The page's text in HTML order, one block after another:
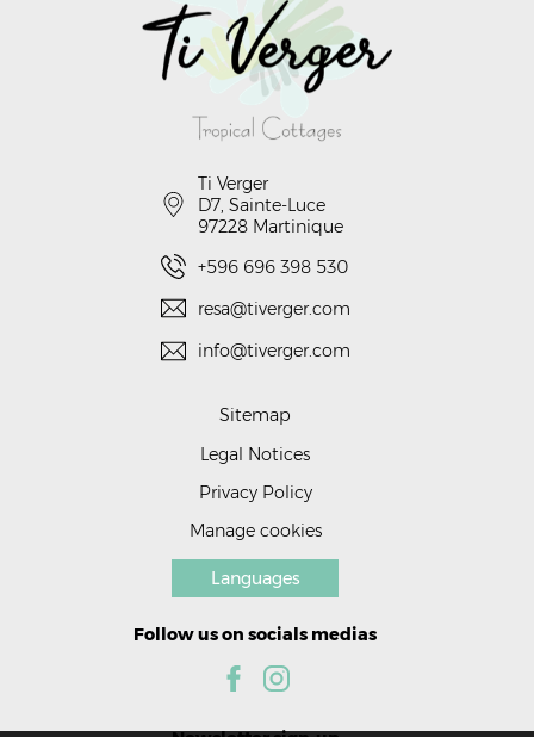
Ti Verger
D7, Sainte-Luce
97228 Martinique
+596 696 398 530
resa@tiverger.com
info@tiverger.com
Sitemap
Legal Notices
Privacy Policy
Manage cookies
Languages
Follow us on socials medias